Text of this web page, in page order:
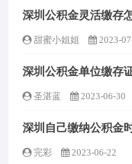
深圳公积金灵活缴存
甜蜜小姐姐 2023-
深圳公积金单位缴存
圣湛蓝 2023-06-30
完彩 2023-06-22